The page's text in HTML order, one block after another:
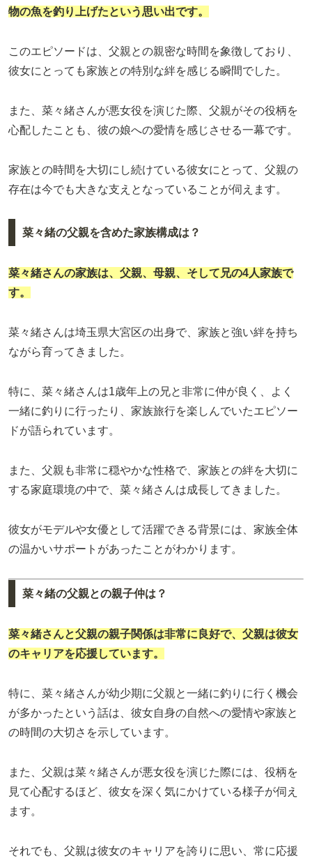
物の魚を釣り上げたという思い出です。
このエピソードは、父親との親密な時間を象徴しており、
彼女にとっても家族との特別な絆を感じる瞬間でした。
また、菜々緒さんが悪女役を演じた際、父親がその役柄を
心配したことも、彼の娘への愛情を感じさせる一幕です。
家族との時間を大切にし続けている彼女にとって、父親の
存在は今でも大きな支えとなっていることが伺えます。
菜々緒の父親を含めた家族構成は？
菜々緒さんの家族は、父親、母親、そして兄の4人家族で
す。
菜々緒さんは埼玉県大宮区の出身で、家族と強い絆を持ち
ながら育ってきました。
特に、菜々緒さんは1歳年上の兄と非常に仲が良く、よく
一緒に釣りに行ったり、家族旅行を楽しんでいたエピソー
ドが語られています。
また、父親も非常に穏やかな性格で、家族との絆を大切に
する家庭環境の中で、菜々緒さんは成長してきました。
彼女がモデルや女優として活躍できる背景には、家族全体
の温かいサポートがあったことがわかります。
菜々緒の父親との親子仲は？
菜々緒さんと父親の親子関係は非常に良好で、父親は彼女
のキャリアを応援しています。
特に、菜々緒さんが幼少期に父親と一緒に釣りに行く機会
が多かったという話は、彼女自身の自然への愛情や家族と
の時間の大切さを示しています。
また、父親は菜々緒さんが悪女役を演じた際には、役柄を
見て心配するほど、彼女を深く気にかけている様子が伺え
ます。
それでも、父親は彼女のキャリアを誇りに思い、常に応援